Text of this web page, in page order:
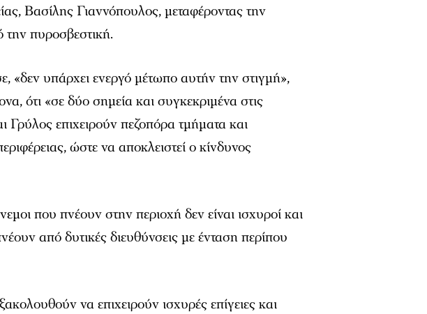
Βασίλης Γιαννόπουλος, μεταφέροντας την
πυροσβεστική.
«δεν υπάρχει ενεργό μέτωπο αυτήν την στιγμή»,
ότι «σε δύο σημεία και συγκεκριμένα στις
Γρύλος επιχειρούν πεζοπόρα τμήματα και
ώστε να αποκλειστεί ο κίνδυνος
που πνέουν στην περιοχή δεν είναι ισχυροί και
από δυτικές διευθύνσεις με ένταση περίπου
να επιχειρούν ισχυρές επίγειες και